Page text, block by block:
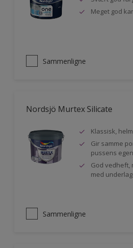
Meget god
Sammenligne
Nordsjö Murtex Silicate
Klassisk,
Gir samme
pussens
God vedheft,
med
Sammenligne